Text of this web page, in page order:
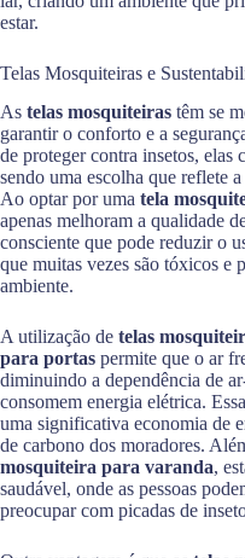
estar.
Telas Mosquiteiras e
As telas mosquiteiras têm se
garantir o conforto e a
de proteger contra insetos, elas
sendo uma escolha que reflete
Ao optar por uma tela
apenas melhoram a qualidade
consciente que pode reduzir o
que muitas vezes são tóxicos e
ambiente.
A utilização de telas
para portas permite que o ar
diminuindo a dependência de
consomem energia elétrica.
uma significativa economia de
de carbono dos moradores.
mosquiteira para varanda,
saudável, onde as pessoas
preocupar com picadas de